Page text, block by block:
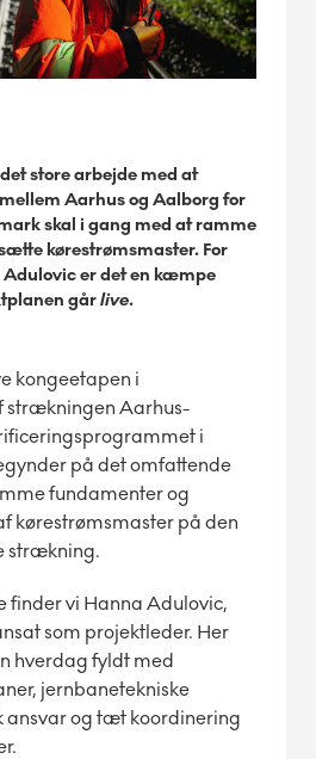
store arbejde med at
Aarhus og Aalborg for
skal i gang med at ramme
kørestrømsmaster. For
er det en kæmpe
gårlive.
kongeetapen i
strækningen Aarhus-
i
på det omfattende
fundamenter og
kørestrømsmaster på den
strækning.
finder vi Hanna Adulovic,
som projektleder. Her
hverdag fyldt med
jernbanetekniske
ansvar og tæt koordinering